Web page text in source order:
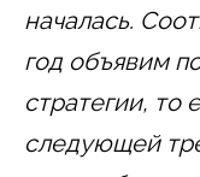
началась.
год объявим
стратегии, то
следующей